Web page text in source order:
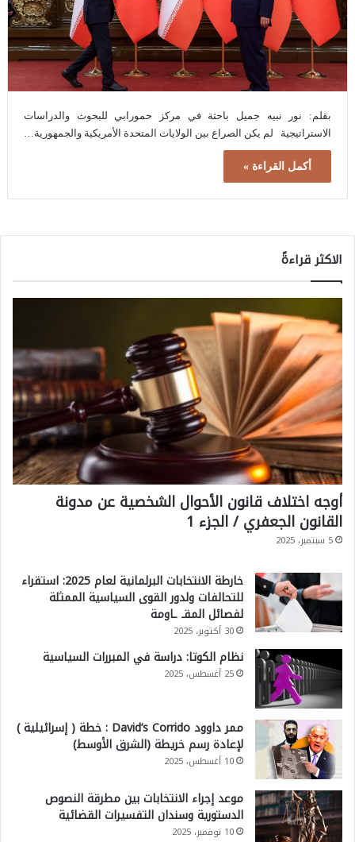
بقلم: نور نبيه جميل باحثة في مركز حمورابي للبحوث والدراسات
الاستراتيجية لم يكن الصراع بين الولايات المتحدة الأمريكية والجمهورية…
أكمل القراءة »
الاكثر قراءةً
أوجه اختلاف قانون الأحوال الشخصية عن مدونة
القانون الجعفري / الجزء 1
5 سبتمبر، 2025
خارطة الانتخابات البرلمانية لعام 2025: استقراء
للتحالفات ولدور القوى السياسية الممثلة
لفصائل المقـ ـاومة
30 أكتوبر، 2025
نظام الكوتا: دراسة في المبررات السياسية
25 أغسطس، 2025
ممر داوود David’s Corrido : خطة ( إسرائيلية )
لإعادة رسم خريطة (الشرق الأوسط)
10 أغسطس، 2025
موعد إجراء الانتخابات بين مطرقة النصوص
الدستورية وسندان التفسيرات القضائية
10 نوفمبر، 2025